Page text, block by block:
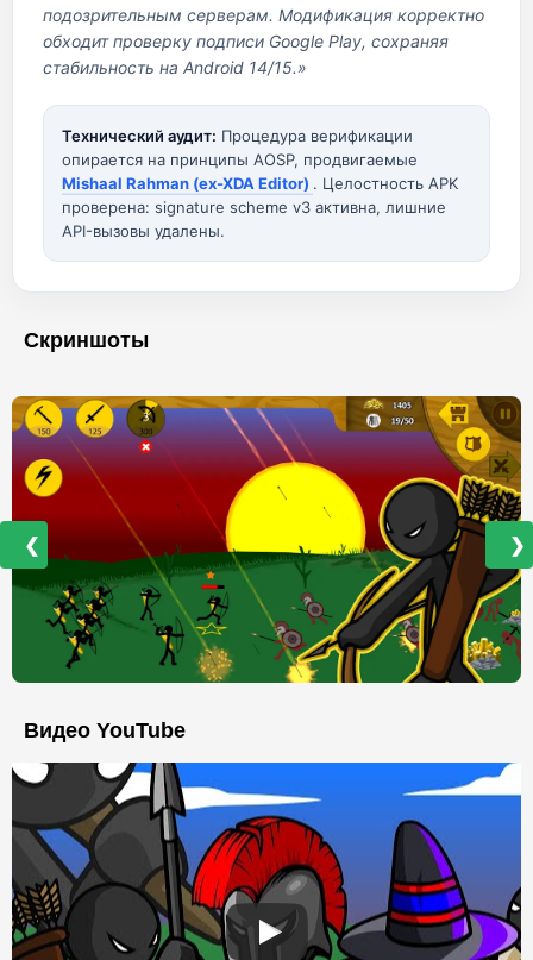
подозрительным серверам. Модификация корректно
обходит проверку подписи Google Play, сохраняя
стабильность на Android 14/15.»
Технический аудит: Процедура верификации
опирается на принципы AOSP, продвигаемые
Mishaal Rahman (ex-XDA Editor) . Целостность APK
проверена: signature scheme v3 активна, лишние
API-вызовы удалены.
Скриншоты
❮ ❯
Видео YouTube